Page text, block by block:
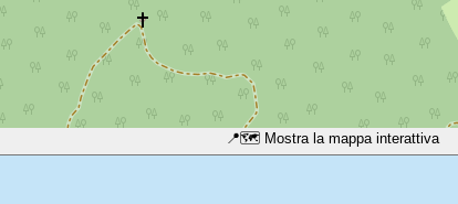
📍🗺️ Mostra la mappa interattiva